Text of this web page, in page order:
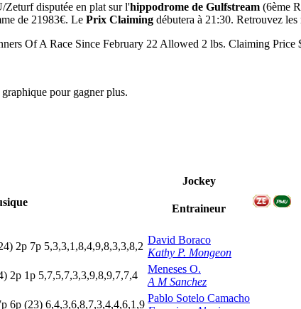
Zeturf disputée en plat sur l'hippodrome de Gulfstream (6ème
de 21983€. Le Prix Claiming débutera à 21:30. Retrouvez
Of A Race Since February 22 Allowed 2 lbs. Claiming Price
pour gagner plus.
Jockey
Entraineur
2p 7p 5,3,3,1,8,4,9,8,3,3,8,2
David Boraco
Kathy P. Mongeon
2p 1p 5,7,5,7,3,3,9,8,9,7,7,4
Meneses O.
A M Sanchez
p 6p (23) 6,4,3,6,8,7,3,4,4,6,1,9
Pablo Sotelo Camacho